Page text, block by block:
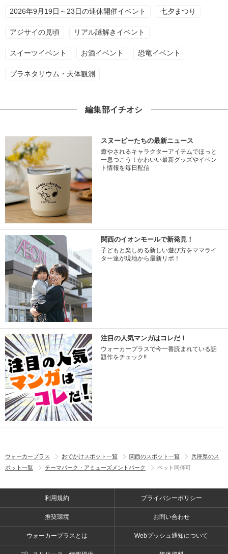
2026年9月19日～23日の連休開催イベント 七夕まつり
アジサイの見頃 リアル謎解きイベント
スイーツイベント お酒イベント 恐竜イベント
プラネタリウム・天体観測
編集部イチオシ
スヌーピーたちの最新ニュース
癒やされるキャラクターアイテムでほっと
一息つこう！かわいい最新グッズやイベン
ト情報を毎日配信
関西のイオンモールで新発見！
子どもと楽しめる新しい遊び方をママライ
ター達が現地から最新リポ！
注目の人気マンガはコレだ！
ウォーカープラスで今一番読まれている話
題作をチェック!!
ウォーカープラス おでかけスポット一覧 関西のスポット一覧
兵庫県のス
ポット一覧
テーマパーク・アミューズメントパーク ペット同伴可
利用規約 プライバシーポリシー
推奨環境 お問い合わせ
ウォーカープラスとは Webプッシュ通知について